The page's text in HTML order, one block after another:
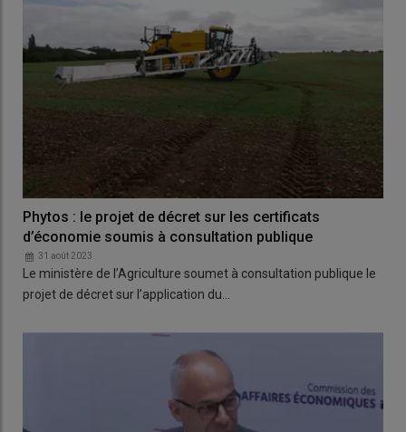
Phytos : le projet de décret sur les certificats
d’économie soumis à consultation publique
31 août 2023
Le ministère de l’Agriculture soumet à consultation publique le
projet de décret sur l’application du…